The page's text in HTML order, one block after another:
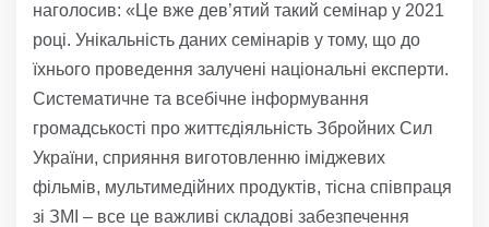
наголосив: «Це вже дев’ятий такий семінар у 2021
році. Унікальність даних семінарів у тому, що до
їхнього проведення залучені національні експерти.
Систематичне та всебічне інформування
громадськості про життєдіяльність Збройних Сил
України, сприяння виготовленню іміджевих
фільмів, мультимедійних продуктів, тісна співпраця
зі ЗМІ – все це важливі складові забезпечення